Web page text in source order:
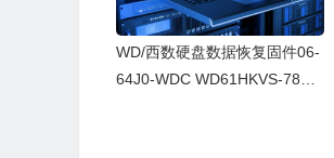
WD/西数硬盘数据恢复固件06-
64J0-WDC WD61HKVS-78AU